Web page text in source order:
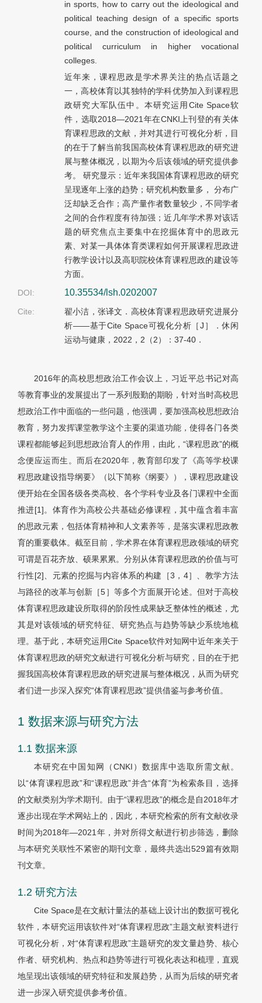
in sports, how to carry out the ideological and
political teaching design of a specific sports
course, and the construction of ideological and
political curriculum in higher vocational
colleges.
近年来，课程思政是学术界关注的热点话题之
一，高校体育以其独特的学科优势加入到课程思
政研究大军队伍中。本研究运用Cite Space软
件，选取2018—2021年在CNKI上刊登的有关体
育课程思政的文献，并对其进行可视化分析，目
的在于了解当前我国高校体育课程思政的研究进
展与整体概况，以期为今后该领域的研究提供参
考。 研究显示：近年来我国体育课程思政的研究
呈现逐年上涨的趋势；研究机构数量多， 分布广
泛却缺乏合作；高产量作者数量较少，不同学者
之间的合作程度有待加强；近几年学术界对该话
题的研究焦点主要集中在挖掘体育中的思政元
素、对某一具体体育类课程如何开展课程思政进
行教学设计以及高职院校体育课程思政的建设等
方面。
DOI:
10.35534/lsh.0202007
Cite:
翟小洁，张译文．高校体育课程思政研究进展分
析——基于Cite Space可视化分析［J］．休闲
运动与健康，2022，2（2）：37-40．
2016年的高校思想政治工作会议上，习近平总书记对高
等教育事业的发展提出了一系列殷勤的期盼，针对当时高校思
想政治工作中面临的一些问题，他强调，要加强高校思想政治
教育，努力发挥课堂教学这个主要的渠道功能，使得各门各类
课程都能够起到思想政治育人的作用，由此，“课程思政”的概
念便应运而生。而后在2020年，教育部印发了《高等学校课
程思政建设指导纲要》（以下简称《纲要》），课程思政建设
便开始在全国各级各类高校、各个学科专业及各门课程中全面
推进[1]。体育作为高校公共基础必修课程，其中蕴含着丰富
的思政元素，包括体育精神和人文素养等，是落实课程思政教
育的重要载体。截至目前，学术界在体育课程思政领域的研究
可谓是百花齐放、硕果累累。分别从体育课程思政的价值与可
行性[2]、元素的挖掘与内容体系的构建［3，4］、教学方法
与路径的改革与创新［5］等多个方面展开论述。但对于高校
体育课程思政建设所取得的阶段性成果缺乏整体性的概述，尤
其是对该领域的研究特征、研究热点与趋势等缺少系统地梳
理。基于此，本研究运用Cite Space软件对知网中近年来关于
体育课程思政的研究文献进行可视化分析与研究，目的在于把
握我国高校体育课程思政的研究进展与整体概况，从而为研究
者们进一步深入探究“体育课程思政”提供借鉴与参考价值。
1 数据来源与研究方法
1.1 数据来源
本研究在中国知网（CNKI）数据库中选取所需文献。
以“体育课程思政”和“课程思政”并含“体育”为检索条目，选择
的文献类别为学术期刊。由于“课程思政”的概念是自2018年才
逐步出现在学术网站上的，因此，本研究检索的所有文献收录
时间为2018年—2021年，并对所得文献进行初步筛选，删除
与本研究关联性不紧密的期刊文章，最终共选出529篇有效期
刊文章。
1.2 研究方法
Cite Space是在文献计量法的基础上设计出的数据可视化
软件，本研究运用该软件对“体育课程思政”主题文献资料进行
可视化分析，对“体育课程思政”主题研究的发文量趋势、核心
作者、研究机构、热点和趋势等进行可视化表达和梳理，直观
地呈现出该领域的研究特征和发展趋势，从而为后续的研究者
进一步深入研究提供参考价值。